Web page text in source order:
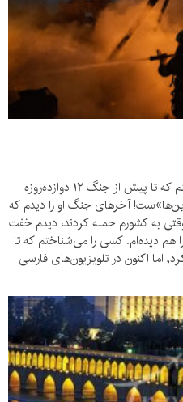
من آدم اهل فضل و دانشی را می‌شناختم که تا پیش از جنگ ۱۲ دوازده‌روزه
آخرهای جنگ او را دیدم که
به کشورم حمله کردند، دیدم خفت
دیده‌ام. کسی را می‌شناختم که تا
اما اکنون در تلویزیون‌های فارسی